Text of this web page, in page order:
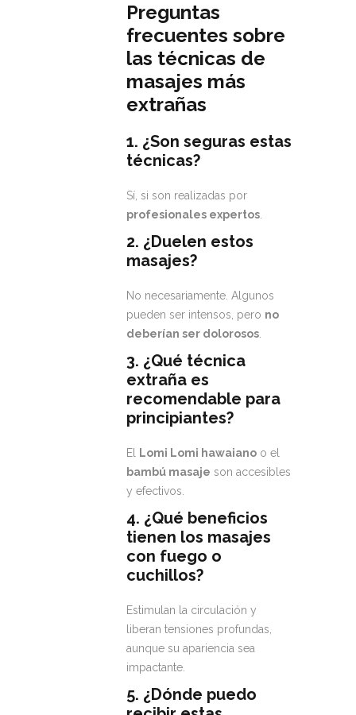
Preguntas
frecuentes sobre
las técnicas de
masajes más
extrañas
1. ¿Son seguras estas
técnicas?
Sí, si son realizadas por
profesionales expertos
2. ¿Duelen estos
masajes?
No necesariamente. Algunos
pueden ser intensos, pero no
deberían ser dolorosos
3. ¿Qué técnica
extraña es
recomendable para
principiantes?
El Lomi Lomi hawaiano o el
bambú masaje son accesibles
y efectivos.
4. ¿Qué beneficios
tienen los masajes
con fuego o
cuchillos?
Estimulan la circulación y
liberan tensiones profundas,
aunque su apariencia sea
impactante.
5. ¿Dónde puedo